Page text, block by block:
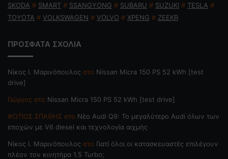
SKODA # SMART # SSANGYONG # SUBARU # SUZUKI # TESLA #
TOYOTA # VOLKSWAGEN # VOLVO # XPENG # ZEEKR
ΠΡΟΣΦΑΤΑ ΣΧΟΛΙΑ
Nίκος Ι. Mαρινόπουλος στο Nissan Micra 150 PS 52 kWh [test
drive]
Γιώργος στο Nissan Micra 150 PS 52 kWh [test drive]
ΦΩΤΙΟΣ ΣΠΑΘΗΣ στο Νέο Audi Q9: Το μεγαλύτερο Audi όλων των
εποχών με V6 diesel και τεχνολογία αιχμής
Nίκος Ι. Mαρινόπουλος στο Γιατί όλοι οι κατασκευαστές επιλέγουν
πλέον τον κινητήρα 1.5 Turbo;